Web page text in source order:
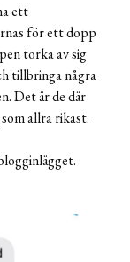
ett
för ett dopp
torka av sig
tillbringa några
Det är de där
allra rikast.